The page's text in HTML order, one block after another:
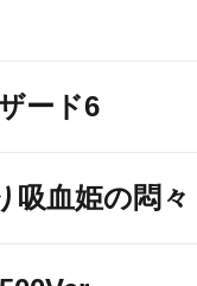
ード6
吸血姫の悶々